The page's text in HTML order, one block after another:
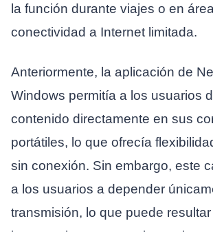
la función durante viajes o en
conectividad a Internet limitada.
Anteriormente, la aplicación de
Windows permitía a los usuarios
contenido directamente en sus
portátiles, lo que ofrecía
sin conexión. Sin embargo, este
a los usuarios a depender
transmisión, lo que puede